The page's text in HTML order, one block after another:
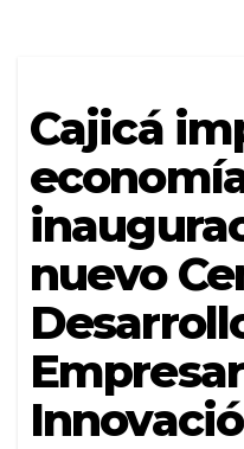
Cajicá
nuevo